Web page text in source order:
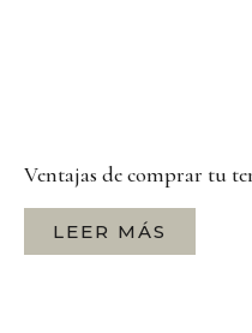
Ventajas de comprar tu
LEER MÁS